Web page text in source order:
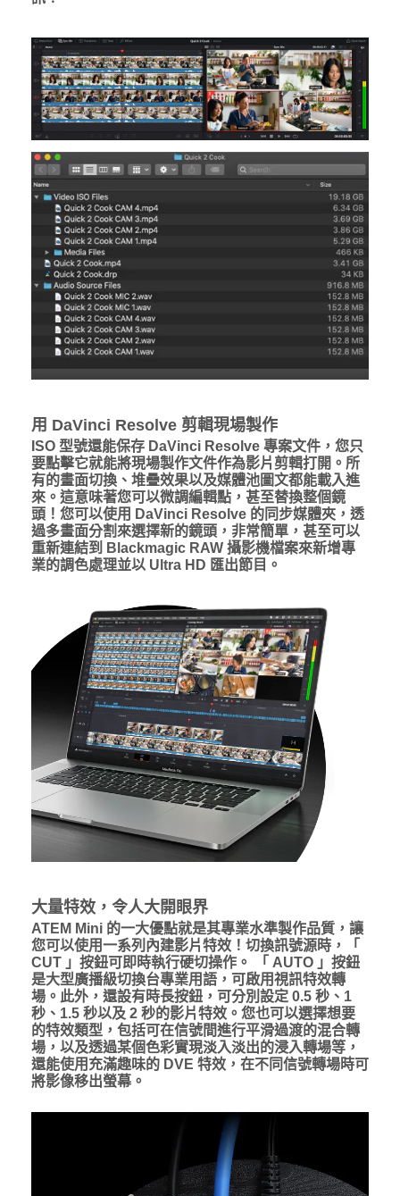
用 DaVinci Resolve 剪輯現場製作
ISO 型號還能保存 DaVinci Resolve 專案文件，您只
要點擊它就能將現場製作文件作為影片剪輯打開。所
有的畫面切換、堆疊效果以及媒體池圖文都能載入進
來。這意味著您可以微調編輯點，甚至替換整個鏡
頭！您可以使用 DaVinci Resolve 的同步媒體夾，透
過多畫面分割來選擇新的鏡頭，非常簡單，甚至可以
重新連結到 Blackmagic RAW 攝影機檔案來新增專
業的調色處理並以 Ultra HD 匯出節目。
大量特效，令人大開眼界
ATEM Mini 的一大優點就是其專業水準製作品質，讓
您可以使用一系列內建影片特效！切換訊號源時，「
CUT 」按鈕可即時執行硬切操作。 「 AUTO 」按鈕
是大型廣播級切換台專業用語，可啟用視訊特效轉
場。此外，還設有時長按鈕，可分別設定 0.5 秒、1
秒、1.5 秒以及 2 秒的影片特效。您也可以選擇想要
的特效類型，包括可在信號間進行平滑過渡的混合轉
場，以及透過某個色彩實現淡入淡出的浸入轉場等，
還能使用充滿趣味的 DVE 特效，在不同信號轉場時可
將影像移出螢幕。